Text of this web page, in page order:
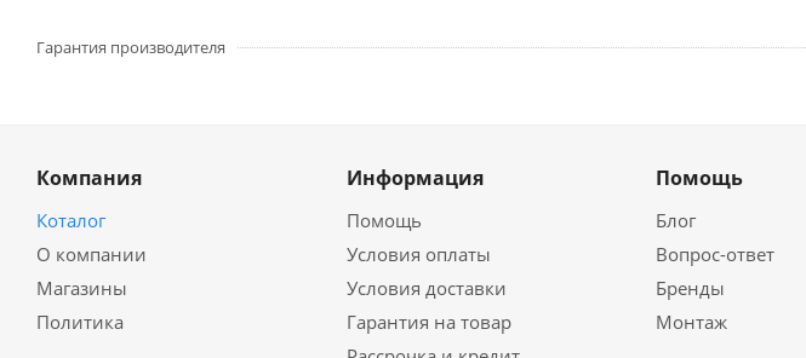
Гарантия производителя
Компания
Коталог
О компании
Магазины
Политика
Информация
Помощь
Условия оплаты
Условия доставки
Гарантия на товар
Помощь
Блог
Вопрос-ответ
Бренды
Монтаж